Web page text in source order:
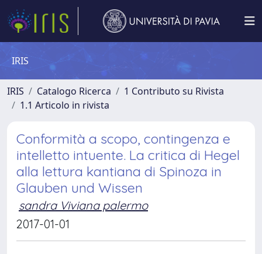
IRIS
IRIS Catalogo Ricerca
1 Contributo su Rivista
1.1 Articolo in rivista
Conformità a scopo, contingenza e
intelletto intuente. La critica di Hegel
alla lettura kantiana di Spinoza in
Glauben und Wissen
sandra Viviana palermo
2017-01-01